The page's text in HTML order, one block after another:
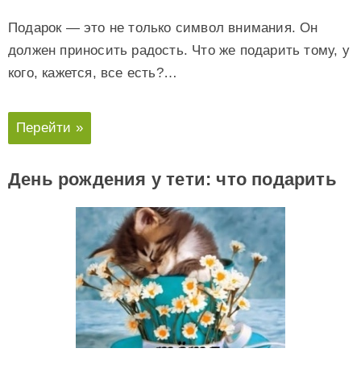
Подарок — это не только символ внимания. Он
должен приносить радость. Что же подарить тому, у
кого, кажется, все есть?…
Перейти »
День рождения у тети: что подарить